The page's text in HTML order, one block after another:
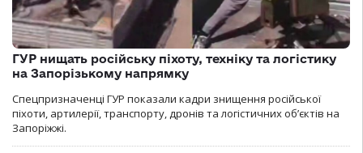
ГУР нищать російську піхоту, техніку та логістику
на Запорізькому напрямку
Спецпризначенці ГУР показали кадри знищення російської
піхоти, артилерії, транспорту, дронів та логістичних об’єктів на
Запоріжжі.